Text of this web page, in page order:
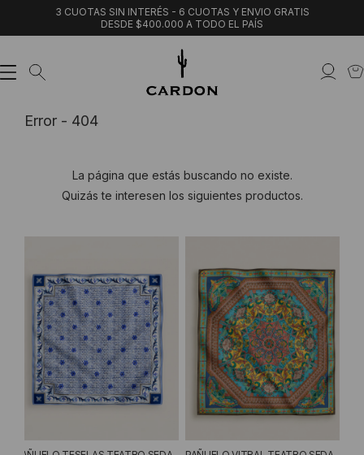
3 CUOTAS SIN INTERÉS - 6 CUOTAS Y ENVIO GRATIS
DESDE $400.000 A TODO EL PAÍS
Error - 404
La página que estás buscando no existe.
Quizás te interesen los siguientes productos.